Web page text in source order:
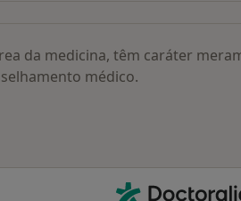
da medicina, têm caráter
médico.
Contacto
Doctoralia - Homepage